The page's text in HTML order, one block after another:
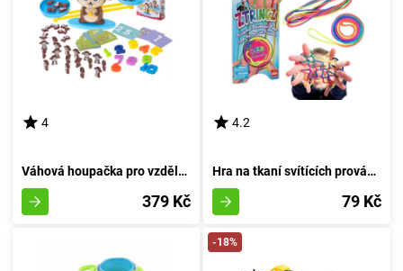
4
Váhová houpačka pro vzdělávání opic
379 Kč
4.2
Hra na tkaní svítících provázků v oblouku
79 Kč
-18%